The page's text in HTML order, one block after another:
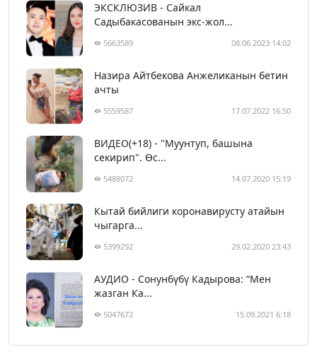
ЭКСКЛЮЗИВ - Сайкал
Садыбакасованын экс-жол...
5663589 08.06.2023 14:02
Назира Айтбекова Анжеликанын бетин
ачты
5559587 17.07.2022 16:50
ВИДЕО(+18) - "Муунтуп, башына
секирип". Өс...
5488072 14.07.2020 15:19
Кытай бийлиги коронавирусту атайын
чыгарга...
5399292 29.02.2020 23:43
АУДИО - Сонунбүбү Кадырова: “Мен
жазган Ка...
5047672 15.09.2021 6:18